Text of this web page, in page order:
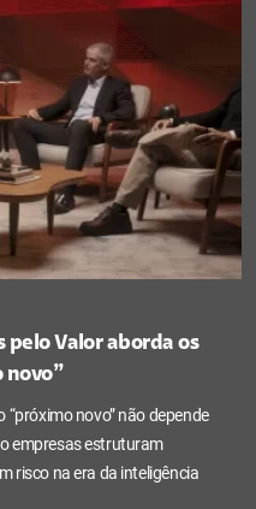
pelo Valor aborda os
novo”
novo” não depende
empresas estruturam
risco na era da inteligência